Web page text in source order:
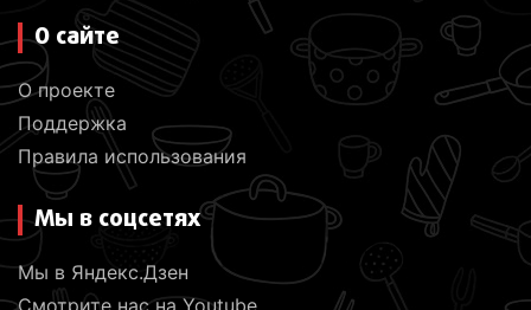
О сайте
О проекте
Поддержка
Правила использования
Мы в соцсетях
Мы в Яндекс.Дзен